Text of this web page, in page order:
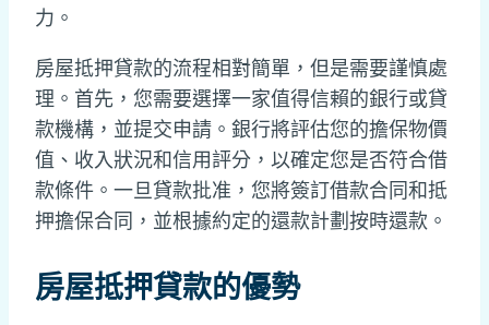
力。
房屋抵押貸款的流程相對簡單，但是需要謹慎處
理。首先，您需要選擇一家值得信賴的銀行或貸
款機構，並提交申請。銀行將評估您的擔保物價
值、收入狀況和信用評分，以確定您是否符合借
款條件。一旦貸款批准，您將簽訂借款合同和抵
押擔保合同，並根據約定的還款計劃按時還款。
房屋抵押貸款的優勢